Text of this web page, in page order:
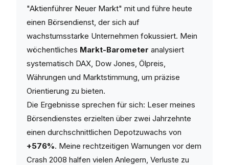
"Aktienführer Neuer Markt" mit und führe heute
einen Börsendienst, der sich auf
wachstumsstarke Unternehmen fokussiert. Mein
wöchentliches Markt-Barometer analysiert
systematisch DAX, Dow Jones, Ölpreis,
Währungen und Marktstimmung, um präzise
Orientierung zu bieten.
Die Ergebnisse sprechen für sich: Leser meines
Börsendienstes erzielten über zwei Jahrzehnte
einen durchschnittlichen Depotzuwachs von
+576%. Meine rechtzeitigen Warnungen vor dem
Crash 2008 halfen vielen Anlegern, Verluste zu